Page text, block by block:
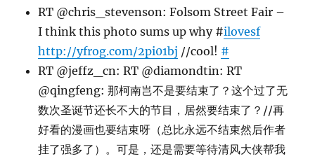
RT @chris_stevenson: Folsom Street Fair –
I think this photo sums up why #ilovesf
http://yfrog.com/2pi01bj //cool! #
RT @jeffz_cn: RT @diamondtin: RT
@qingfeng: 那柯南岂不是要结束了？这个过了无
数次圣诞节还长不大的节目，居然要结束了？//再
好看的漫画也要结束呀（总比永远不结束然后作者
挂了强多了）。可是，还是需要等待清风大侠帮我